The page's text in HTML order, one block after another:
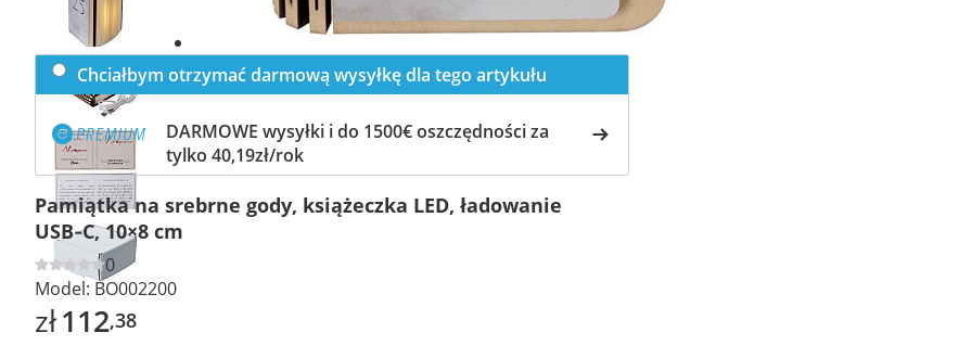
slide
Chciałbym otrzymać darmową wysyłkę dla tego artykułu
DARMOWE wysyłki i do 1500€ oszczędności za
tylko 40,19zł/rok
Pamiątka na srebrne gody, książeczka LED, ładowanie
USB‑C, 10×8 cm
0
Model: BO002200
zł112,38